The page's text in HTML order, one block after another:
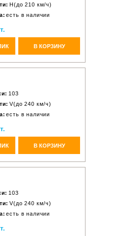
H(до 210 км/ч)
есть в наличии
В КОРЗИНУ
103
V(до 240 км/ч)
есть в наличии
В КОРЗИНУ
103
V(до 240 км/ч)
есть в наличии